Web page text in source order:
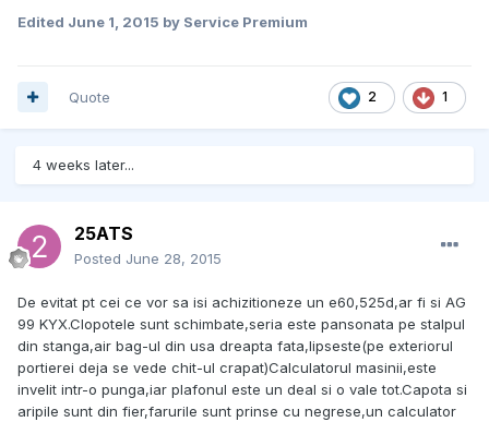
Edited June 1, 2015 by Service Premium
2 1
Quote
4 weeks later...
25ATS
Posted June 28, 2015
De evitat pt cei ce vor sa isi achizitioneze un e60,525d,ar fi si AG
99 KYX.Clopotele sunt schimbate,seria este pansonata pe stalpul
din stanga,air bag-ul din usa dreapta fata,lipseste(pe exteriorul
portierei deja se vede chit-ul crapat)Calculatorul masinii,este
invelit intr-o punga,iar plafonul este un deal si o vale tot.Capota si
aripile sunt din fier,farurile sunt prinse cu negrese,un calculator